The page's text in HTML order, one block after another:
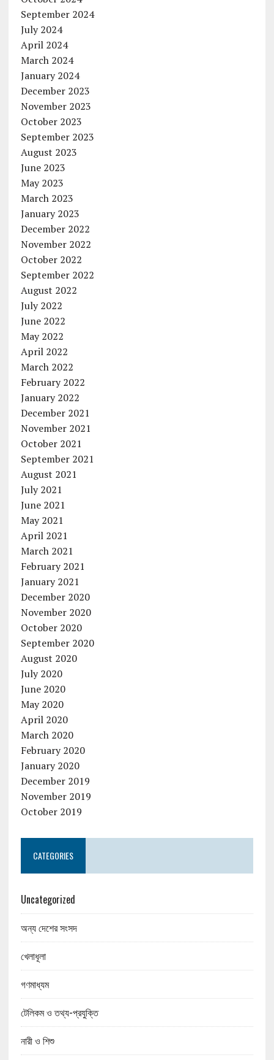
September 2024
July 2024
April 2024
March 2024
January 2024
December 2023
November 2023
October 2023
September 2023
August 2023
June 2023
May 2023
March 2023
January 2023
December 2022
November 2022
October 2022
September 2022
August 2022
July 2022
June 2022
May 2022
April 2022
March 2022
February 2022
January 2022
December 2021
November 2021
October 2021
September 2021
August 2021
July 2021
June 2021
May 2021
April 2021
March 2021
February 2021
January 2021
December 2020
November 2020
October 2020
September 2020
August 2020
July 2020
June 2020
May 2020
April 2020
March 2020
February 2020
January 2020
December 2019
November 2019
October 2019
CATEGORIES
Uncategorized
অন্য দেশের সংসদ
খেলাধূলা
গণমাধ্যম
টেলিকম ও তথ্য-প্রযুক্তি
নারী ও শিশু